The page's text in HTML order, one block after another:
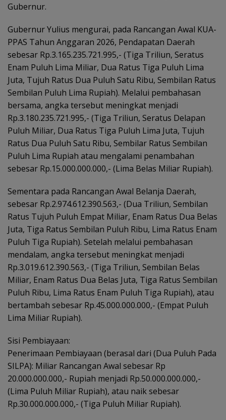
Gubernur.
Gubernur Yulius mengurai, pada Rancangan Awal KUA-
PPAS Tahun Anggaran 2026, Pendapatan Daerah
sebesar Rp.3.165.235.721.995,- (Tiga Triliun, Seratus
Enam Puluh Lima Miliar, Dua Ratus Tiga Puluh Lima
Juta, Tujuh Ratus Dua Puluh Satu Ribu, Sembilan Ratus
Sembilan Puluh Lima Rupiah). Melalui pembahasan
bersama, angka tersebut meningkat menjadi
Rp.3.180.235.721.995,- (Tiga Triliun, Seratus Delapan
Puluh Miliar, Dua Ratus Tiga Puluh Lima Juta, Tujuh
Ratus Dua Puluh Satu Ribu, Sembilar Ratus Sembilan
Puluh Lima Rupiah atau mengalami penambahan
sebesar Rp.15.000.000.000,- (Lima Belas Miliar Rupiah).
Sementara pada Rancangan Awal Belanja Daerah,
sebesar Rp.2.974.612.390.563,- (Dua Triliun, Sembilan
Ratus Tujuh Puluh Empat Miliar, Enam Ratus Dua Belas
Juta, Tiga Ratus Sembilan Puluh Ribu, Lima Ratus Enam
Puluh Tiga Rupiah). Setelah melalui pembahasan
mendalam, angka tersebut meningkat menjadi
Rp.3.019.612.390.563,- (Tiga Triliun, Sembilan Belas
Miliar, Enam Ratus Dua Belas Juta, Tiga Ratus Sembilan
Puluh Ribu, Lima Ratus Enam Puluh Tiga Rupiah), atau
bertambah sebesar Rp.45.000.000.000,- (Empat Puluh
Lima Miliar Rupiah).
Sisi Pembiayaan:
Penerimaan Pembiayaan (berasal dari (Dua Puluh Pada
SILPA): Miliar Rancangan Awal sebesar Rp
20.000.000.000,- Rupiah menjadi Rp.50.000.000.000,-
(Lima Puluh Miliar Rupiah), atau naik sebesar
Rp.30.000.000.000,- (Tiga Puluh Miliar Rupiah).